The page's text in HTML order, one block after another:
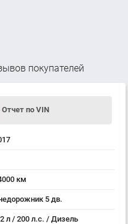
покупателей
Отчет по VIN
км
5 дв.
л / 200 л.с. / Дизель